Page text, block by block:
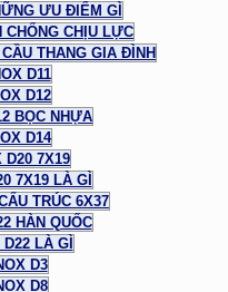
ƯU ĐIỂM GÌ
CHỐNG CHỊU LỰC
THANG GIA ĐÌNH
D11
D12
BỌC NHỰA
D14
D20 7X19
7X19 LÀ GÌ
TRÚC 6X37
HÀN QUỐC
D22 LÀ GÌ
D3
D8